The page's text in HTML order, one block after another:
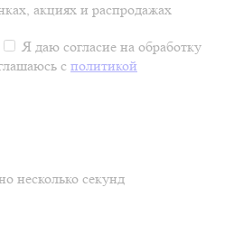
акциях и распродажах
Я даю согласие на обработку
с политикой
несколько секунд